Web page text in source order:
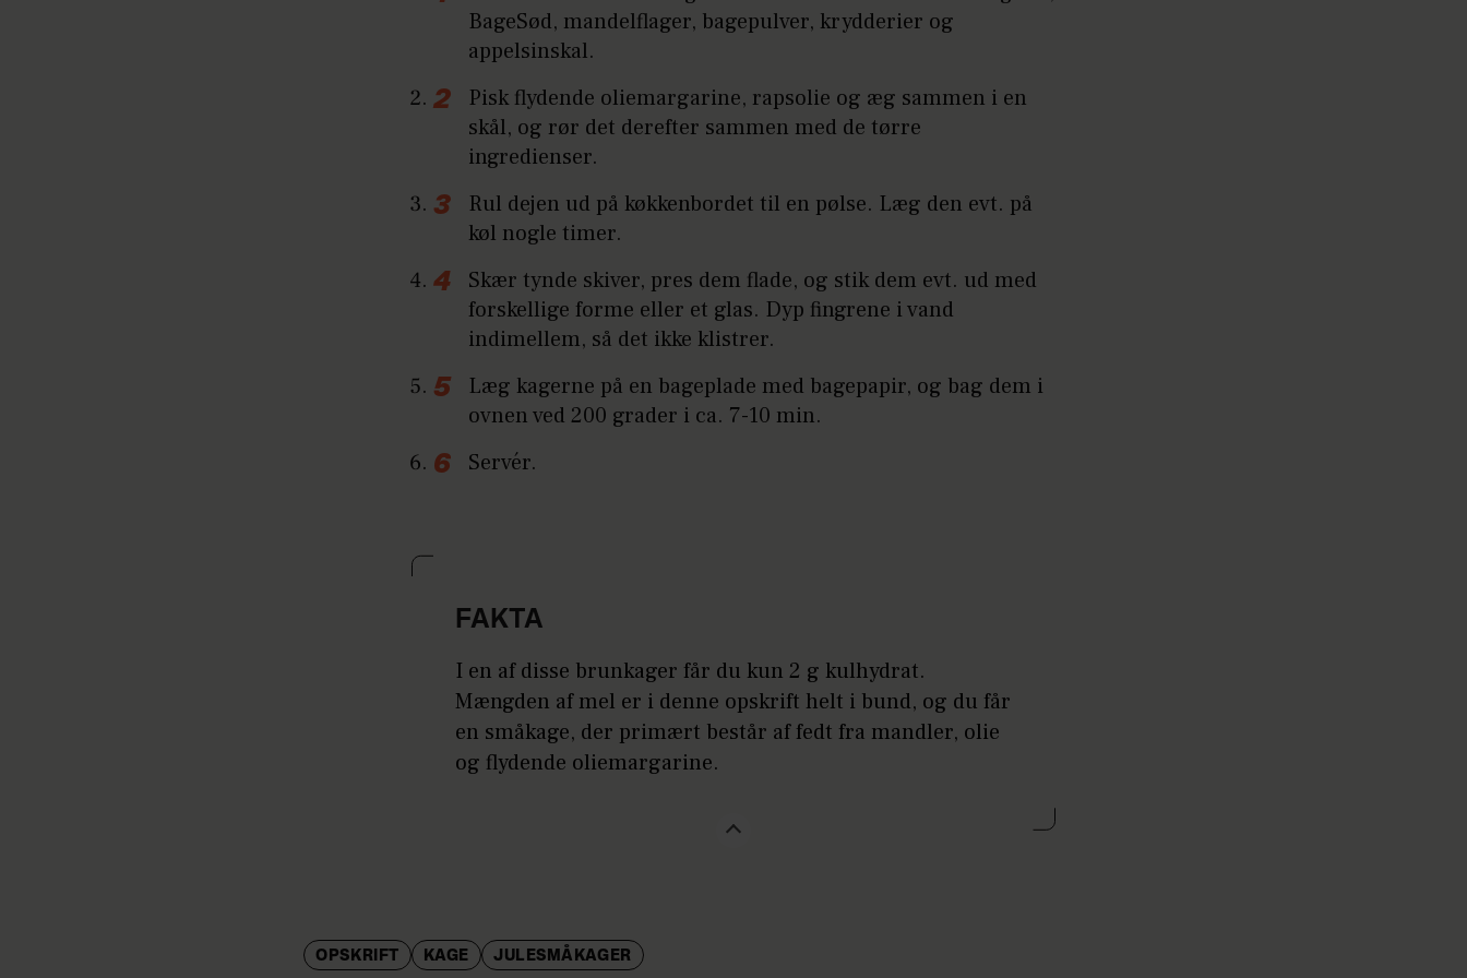
BageSød, mandelflager, bagepulver, krydderier og
appelsinskal.
Pisk flydende oliemargarine, rapsolie og æg sammen i en
skål, og rør det derefter sammen med de tørre
ingredienser.
Rul dejen ud på køkkenbordet til en pølse. Læg den evt. på
køl nogle timer.
Skær tynde skiver, pres dem flade, og stik dem evt. ud med
forskellige forme eller et glas. Dyp fingrene i vand
indimellem, så det ikke klistrer.
Læg kagerne på en bageplade med bagepapir, og bag dem i
ovnen ved 200 grader i ca. 7-10 min.
Servér.
FAKTA
I en af disse brunkager får du kun 2 g kulhydrat.
Mængden af mel er i denne opskrift helt i bund, og du får
en småkage, der primært består af fedt fra mandler, olie
og flydende oliemargarine.
OPSKRIFT KAGE JULESMÅKAGER